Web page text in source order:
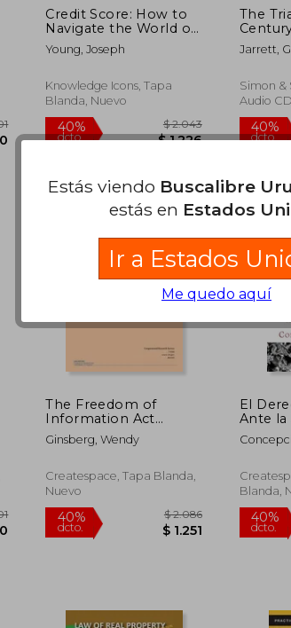
$ 4.101
Credit Score: How to
Navigate the World of
Credit and Effectively
Increase Your Credit
for Legally Improving
Yo (en Inglés)
Young, Joseph
Knowledge Icons, Tapa
Blanda, Nuevo
$ 2.043
The
(en
Jarrett,
Simon &
Audio
The Freedom of
Information Act
(FOIA): Background,
Legislation, and Policy
Ginsberg, Wendy
Createspace, Tapa Blanda,
Nuevo
El
Ante la
Blanda,
Estás viendo Buscalibre
estás en Estados
Ir a Estados
Me quedo aquí